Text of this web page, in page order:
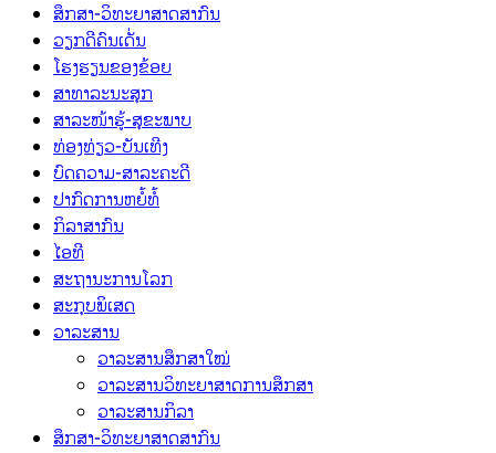
ສຶກສາ-ວິທະຍາສາດສາກົນ
ວຽກດີຄົນເດັ່ນ
ໂຮງຮຽນຂອງຂ້ອຍ
ສາທາລະນະສຸກ
ສາລະໜ້າຮູ້-ສຸຂະພາບ
ທ່ອງທ່ຽວ-ບັນເທີງ
ບົດຄວາມ-ສາລະຄະດີ
ປາກົດການຫຍໍ້ທໍ້
ກິລາສາກົນ
ໄອທີ
ສະຖານະການໂລກ
ສະກຸບພິເສດ
ວາລະສານ
ວາລະສານສຶກສາໃໝ່
ວາລະສານວິທະຍາສາດການສຶກສາ
ວາລະສານກິລາ
ສຶກສາ-ວິທະຍາສາດສາກົນ